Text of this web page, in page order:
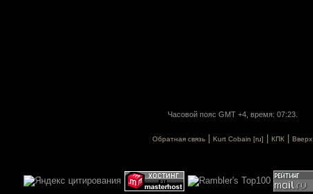
Часовой пояс GMT +4, время: 07:23.
Обратная связь Kurt Cobain [ru] КПК Вверх